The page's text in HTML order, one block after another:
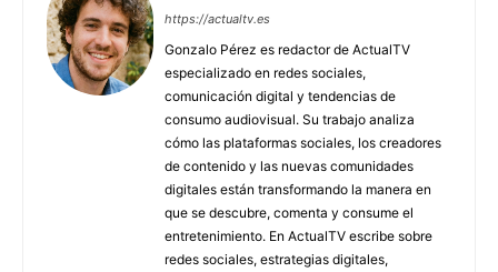
https://actualtv.es
Gonzalo Pérez es redactor de ActualTV
especializado en redes sociales,
comunicación digital y tendencias de
consumo audiovisual. Su trabajo analiza
cómo las plataformas sociales, los creadores
de contenido y las nuevas comunidades
digitales están transformando la manera en
que se descubre, comenta y consume el
entretenimiento. En ActualTV escribe sobre
redes sociales, estrategias digitales,